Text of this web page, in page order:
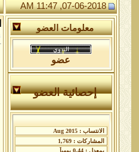
07-06-2018, 11:47 AM
معلومات العضو
عضو
إحصائية العضو